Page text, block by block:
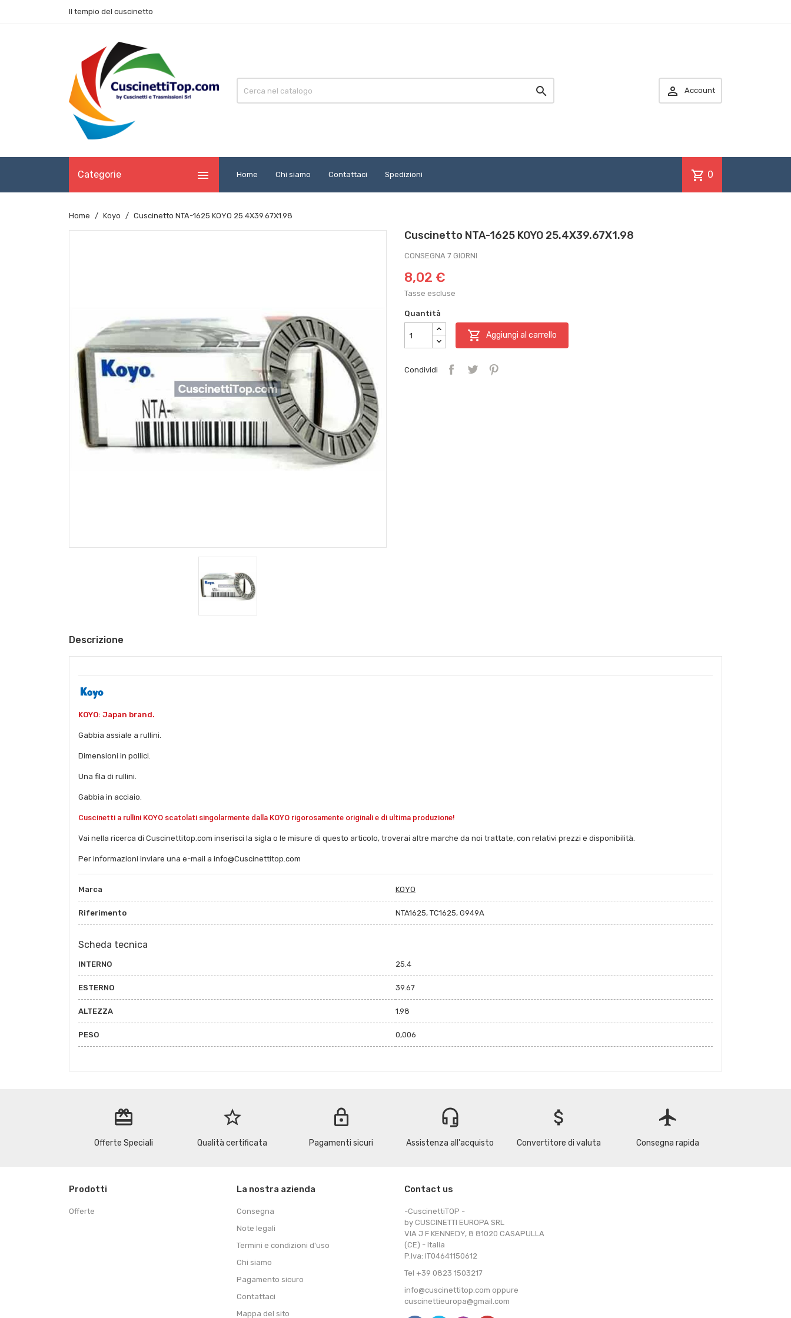
Il tempio del cuscinetto
  Account
Categorie  Home Chi siamo Contattaci Spedizioni shopping_cart 0
Home Koyo Cuscinetto NTA-1625 KOYO 25.4X39.67X1.98
Cuscinetto NTA-1625 KOYO 25.4X39.67X1.98
CONSEGNA 7 GIORNI
8,02 €
Tasse escluse
Quantità
 Aggiungi al carrello
Condividi
Descrizione
KOYO: Japan brand.
Gabbia assiale a rullini.
Dimensioni in pollici.
Una fila di rullini.
Gabbia in acciaio.
Cuscinetti a rullini KOYO scatolati singolarmente dalla KOYO rigorosamente originali e di ultima produzione!
Vai nella ricerca di Cuscinettitop.com inserisci la sigla o le misure di questo articolo, troverai altre marche da noi trattate, con relativi prezzi e disponibilità.
Per informazioni inviare una e-mail a info@Cuscinettitop.com
Marca KOYO
Riferimento NTA1625, TC1625, G949A
Scheda tecnica
INTERNO 25.4
ESTERNO 39.67
ALTEZZA 1.98
PESO 0,006
redeem
Offerte Speciali
star_border
Qualità certificata
lock
Pagamenti sicuri
headset_mic
Assistenza all'acquisto
attach_money
Convertitore di valuta
flight
Consegna rapida
Prodotti
Offerte
La nostra azienda
Consegna
Note legali
Termini e condizioni d'uso
Chi siamo
Pagamento sicuro
Contattaci
Mappa del sito
Contact us
-CuscinettiTOP -
by CUSCINETTI EUROPA SRL
VIA J F KENNEDY, 8 81020 CASAPULLA
(CE) - Italia
P.Iva: IT04641150612
Tel +39 0823 1503217
info@cuscinettitop.com oppure
cuscinettieuropa@gmail.com